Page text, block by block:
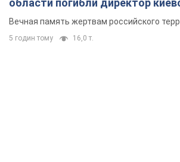
муж и внук
Вечная память жертвам российского
5 годин тому 16,0 т.